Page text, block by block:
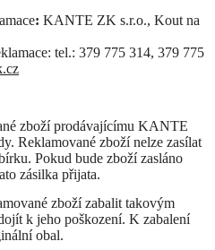
: KANTE ZK s.r.o., Kout na
tel.: 379 775 314, 379 775
zboží prodávajícímu KANTE
Reklamované zboží nelze zasílat
Pokud bude zboží zasláno
zásilka přijata.
zboží zabalit takovým
k jeho poškození. K zabalení
obal.